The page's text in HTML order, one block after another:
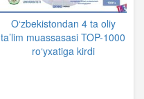
O‘zbekistondan 4 ta oliy
ta’lim muassasasi TOP-1000
ro‘yxatiga kirdi